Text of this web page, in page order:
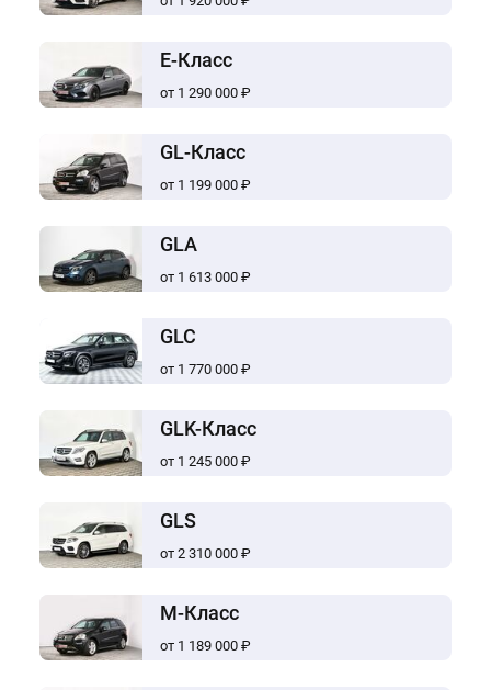
E-Класс
от 1 290 000 ₽
GL-Класс
от 1 199 000 ₽
GLA
от 1 613 000 ₽
GLC
от 1 770 000 ₽
GLK-Класс
от 1 245 000 ₽
GLS
от 2 310 000 ₽
M-Класс
от 1 189 000 ₽